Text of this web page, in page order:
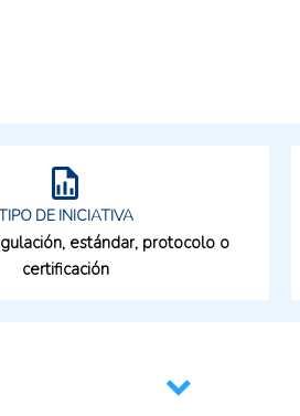
DE INICIATIVA
estándar, protocolo o
certificación